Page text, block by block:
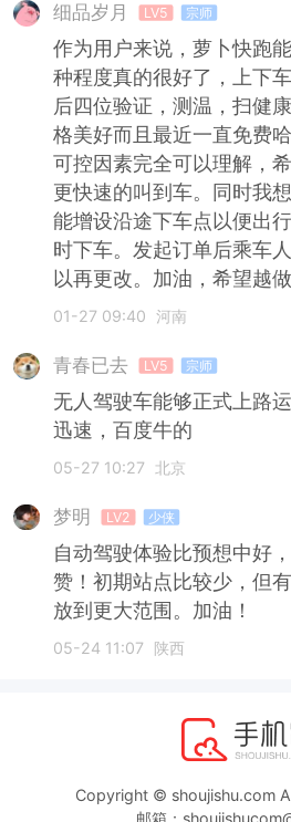
细品岁月 LV5 宗师
作为用户来说，萝卜快跑
种程度真的很好了，上下
后四位验证，测温，扫健
格美好而且最近一直免费
可控因素完全可以理解，
更快速的叫到车。同时我
能增设沿途下车点以便出
时下车。发起订单后乘车
以再更改。加油，希望越
01-27 09:40 河南
青春已去 LV5 宗师
无人驾驶车能够正式上路
迅速，百度牛的
05-27 10:27 北京
梦明 LV2 少侠
自动驾驶体验比预想中好
赞！初期站点比较少，但
放到更大范围。加油！
05-24 11:07 陕西
Copyright © shoujishu.com
邮箱：